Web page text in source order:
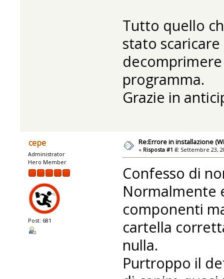
Tutto quello
stato
programma.
Grazie in
cepe
Administrator
Hero Member
Post: 681
Re:Errore in installazione
« Risposta #1 il: Settembre 23,
Confesso di
Normalmente
componenti
cartella
nulla.
Purtroppo il